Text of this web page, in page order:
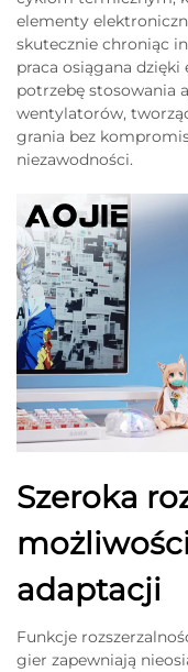
elementy
skutecznie chroniąc
praca osiągana
potrzebę stosowania
wentylatorów,
grania bez
niezawodności.
Szeroka
adaptacji
Funkcje
gier zapewniają